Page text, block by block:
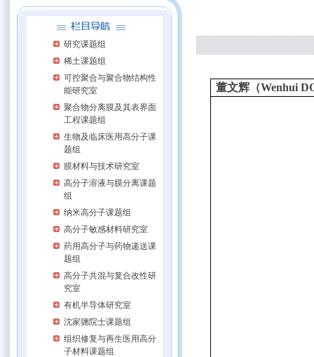
研究课题组
稀土课题组
可控聚合与聚合物结构性
能研究室
聚合物分离膜及其表界面
工程课题组
生物及临床医用高分子课
题组
膜材料与技术研究室
高分子溶液与膜分离课题
组
纳米高分子课题组
高分子敏感材料研究室
药用高分子与药物递送课
题组
高分子共混与复合改性研
究室
有机半导体研究室
沈家骢院士课题组
组织修复与再生医用高分
子材料课题组
董文辉（Wenhui